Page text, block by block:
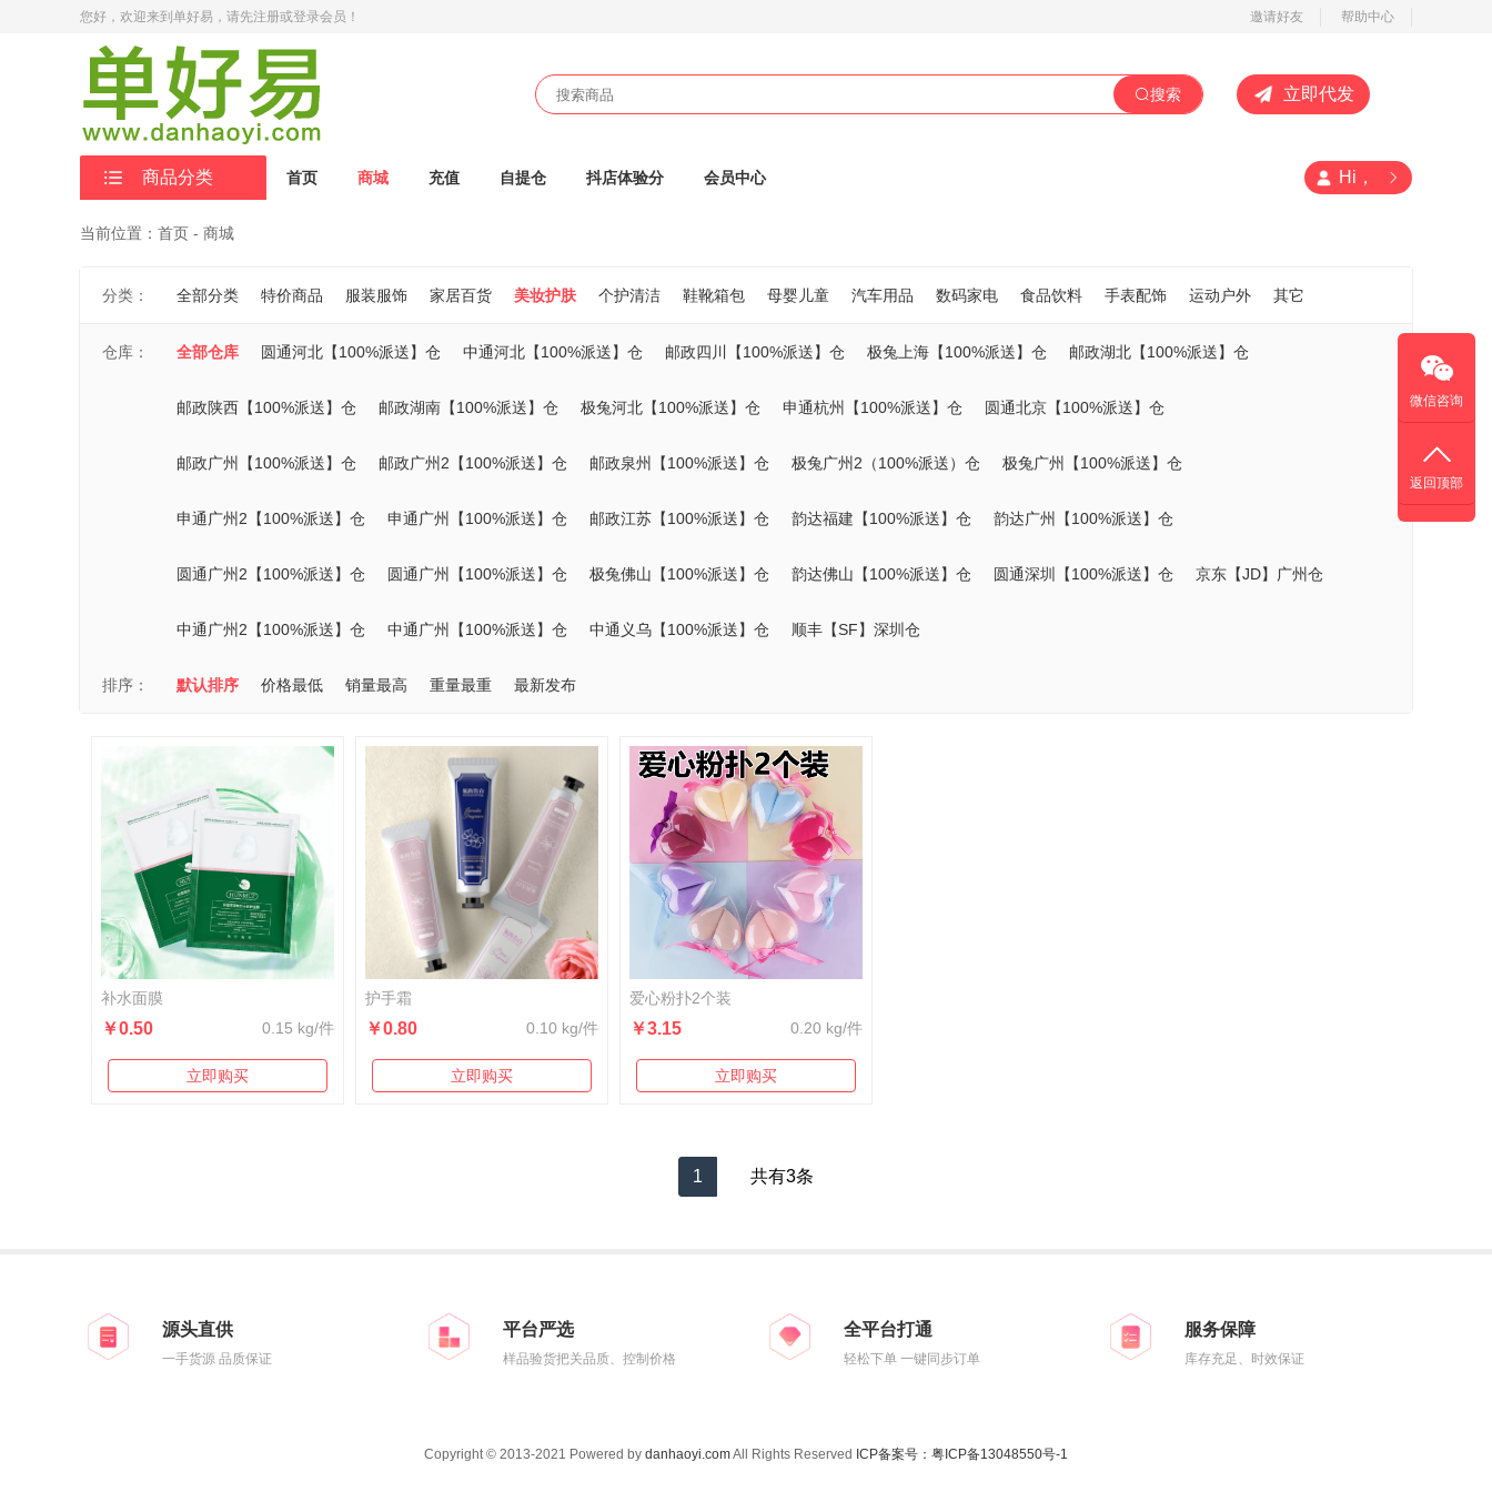
您好，欢迎来到单好易 ，请先注册或登录会员！ 邀请好友 帮助中心
搜索 立即代发
商品分类 首页 商城 充值 自提仓 抖店体验分 会员中心 Hi，
当前位置：首页 - 商城
分类： 全部分类 特价商品 服装服饰 家居百货 美妆护肤 个护清洁 鞋靴箱包 母婴儿童 汽车用品 数码家电 食品饮料 手表配饰 运动户外 其它
仓库： 全部仓库 圆通河北【100%派送】仓 中通河北【100%派送】仓 邮政四川【100%派送】仓 极兔上海【100%派送】仓 邮政湖北【100%派送】仓
邮政陕西【100%派送】仓 邮政湖南【100%派送】仓 极兔河北【100%派送】仓 申通杭州【100%派送】仓 圆通北京【100%派送】仓
邮政广州【100%派送】仓 邮政广州2【100%派送】仓 邮政泉州【100%派送】仓 极兔广州2（100%派送）仓 极兔广州【100%派送】仓
申通广州2【100%派送】仓 申通广州【100%派送】仓 邮政江苏【100%派送】仓 韵达福建【100%派送】仓 韵达广州【100%派送】仓
圆通广州2【100%派送】仓 圆通广州【100%派送】仓 极兔佛山【100%派送】仓 韵达佛山【100%派送】仓 圆通深圳【100%派送】仓 京东【JD】广州仓
中通广州2【100%派送】仓 中通广州【100%派送】仓 中通义乌【100%派送】仓 顺丰【SF】深圳仓
排序： 默认排序 价格最低 销量最高 重量最重 最新发布
补水面膜
￥0.50 0.15 kg/件
立即购买
护手霜
￥0.80 0.10 kg/件
立即购买
爱心粉扑2个装
￥3.15 0.20 kg/件
立即购买
1 共有3条
源头直供
一手货源 品质保证
平台严选
样品验货把关品质、控制价格
全平台打通
轻松下单 一键同步订单
服务保障
库存充足、时效保证
Copyright © 2013-2021 Powered by danhaoyi.comAll Rights Reserved ICP备案号：粤ICP备13048550号-1
微信咨询
返回顶部